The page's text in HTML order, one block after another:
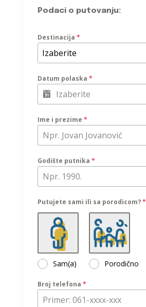
Podaci o putovanju:
Destinacija*
Izaberite
Datum polaska*
Ime i prezime*
Godište putnika*
Putujete sami ili sa porodicom?*
Sam(a) Porodično
Broj telefona*